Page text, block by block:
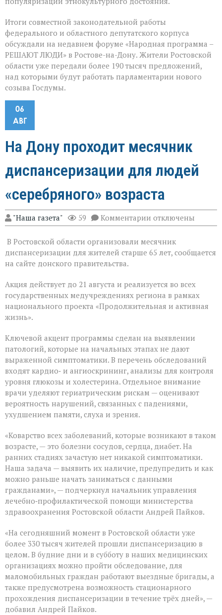
Итоги совместной законодательной работы
федерального и областного депутатского корпуса
обсуждали на недавнем форуме «Народная программа –
РЕШАЮТ ЛЮДИ» в Ростове-на-Дону. Жители Ростовской
области уже передали более 190 тысяч предложений,
над которыми будут работать парламентарии нового
созыва Госдумы.
06
АВГ
На Дону проходит месячник
диспансеризации для людей
«серебряного» возраста
"Наша газета" 59 Комментарии к
записи
Дону
проходит
месячник
людей
«серебряного»
возраста
отключены
В Ростовской области организовали месячник
диспансеризации для жителей старше 65 лет, сообщается
на сайте донского правительства.
Акция действует до 21 августа и реализуется во всех
государственных медучреждениях региона в рамках
национального проекта «Продолжительная и активная
жизнь».
Ключевой акцент программы сделан на выявлении
патологий, которые на начальных этапах не дают
выраженной симптоматики. В перечень обследований
входят кардио‑ и ангиоскрининг, анализы для контроля
уровня глюкозы и холестерина. Отдельное внимание
врачи уделяют гериатрическим рискам — оценивают
вероятность нарушений, связанных с падениями,
ухудшением памяти, слуха и зрения.
«Коварство всех заболеваний, которые возникают в таком
возрасте, — это болезни сосудов, сердца, диабет. На
ранних стадиях зачастую нет никакой симптоматики.
Наша задача — выявить их наличие, предупредить и как
можно раньше начать заниматься с данными
гражданами», — подчеркнул начальник управления
лечебно‑профилактической помощи министерства
здравоохранения Ростовской области Андрей Пайков.
«На сегодняшний момент в Ростовской области уже
более 330 тысяч жителей прошли диспансеризацию в
целом. В будние дни и в субботу в наших медицинских
организациях можно пройти обследование, для
маломобильных граждан работают выездные бригады, а
также предусмотрена возможность стационарного
прохождения диспансеризации в течение трёх дней», —
добавил Андрей Пайков.